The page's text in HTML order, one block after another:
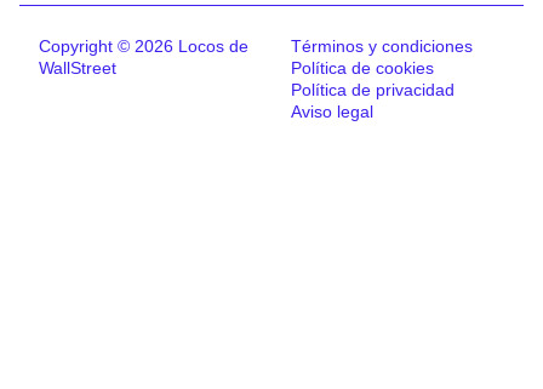
Copyright © 2026 Locos de
WallStreet
Términos y condiciones
Política de cookies
Política de privacidad
Aviso legal